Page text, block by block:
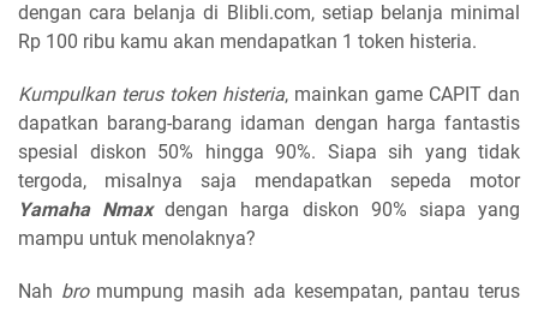
dengan cara belanja di Blibli.com, setiap belanja minimal
Rp 100 ribu kamu akan mendapatkan 1 token histeria.
Kumpulkan terus token histeria, mainkan game CAPIT dan
dapatkan barang-barang idaman dengan harga fantastis
spesial diskon 50% hingga 90%. Siapa sih yang tidak
tergoda, misalnya saja mendapatkan sepeda motor
Yamaha Nmaxdengan harga diskon 90% siapa yang
mampu untuk menolaknya?
Nah bromumpung masih ada kesempatan, pantau terus